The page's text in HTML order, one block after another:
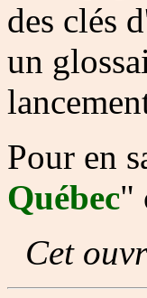
des clés
un
Pour en
Québec"
Cet